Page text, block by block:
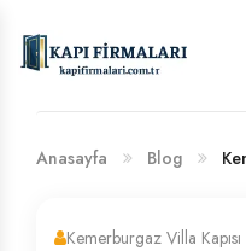
BANKA HESAP
Anasayfa Blog
Kemerburgaz Villa